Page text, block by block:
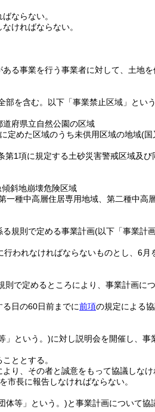
ならない。
ければならない。
る事業を行う事業者に対して、土地を
部を含む。以下「事業禁止区域」とい
府県立自然公園の区域
定めた区域のうち未供用区域の地域(国
第1項に規定する土砂災害警戒区域及び
斜地崩壊危険区域
種中高層住居専用地域、第二種中高
規則で定める事業計画(以下「事業計
われなければならないものとし、6月
則で定めるところにより、事業計画に
日の60日前までに前項の規定による
」という。)に対し説明会を開催し、事
ととする。
り、その者と誠意をもって協議しなけ
市長に報告しなければならない。
体等」という。)と事業計画について協